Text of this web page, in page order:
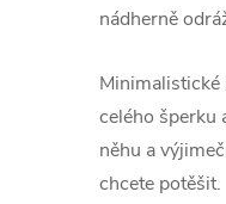
nádherně
celého šperku
něhu a
chcete potěšit.